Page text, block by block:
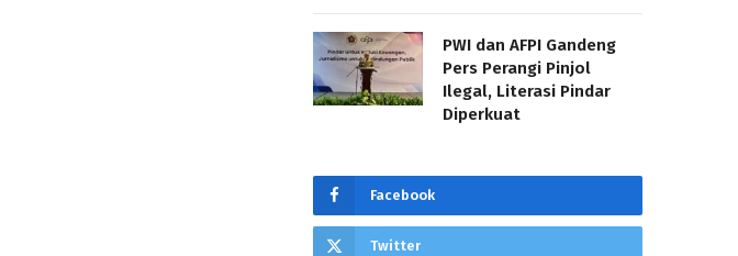
PWI dan AFPI Gandeng
Pers Perangi Pinjol
Ilegal, Literasi Pindar
Diperkuat
Facebook
Twitter